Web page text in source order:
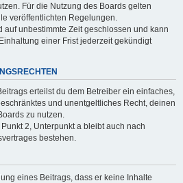
Für die Nutzung des Boards gelten
veröffentlichten Regelungen.
auf unbestimmte Zeit geschlossen und kann
einer Frist jederzeit gekündigt
erteilst du dem Betreiber ein einfaches,
und unentgeltliches Recht, deinen
zu nutzen.
2, Unterpunkt a bleibt auch nach
bestehen.
eines Beitrags, dass er keine Inhalte